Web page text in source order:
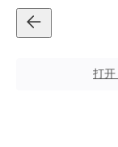
打开